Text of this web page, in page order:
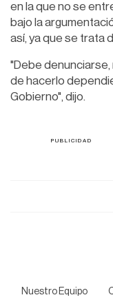
en la que no se
bajo la
así, ya que se trata
"Debe
de hacerlo
Gobierno", dijo.
Nuestro Equipo